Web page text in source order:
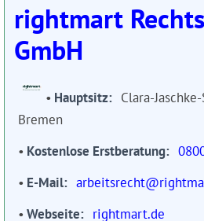
rightmart
GmbH
Hauptsitz
Clara-
Bremen
Kostenlose Erstberatung
E-Mail
Webseite
rightmart.de